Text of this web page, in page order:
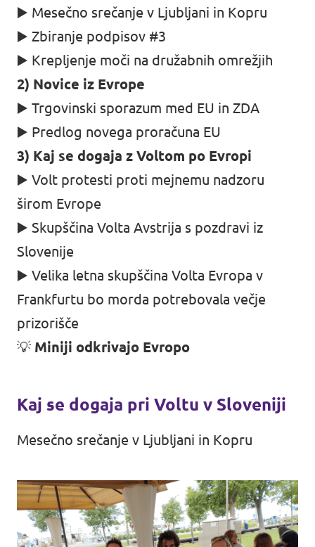
▶️ Mesečno srečanje v Ljubljani in Kopru
▶️ Zbiranje podpisov #3
▶️ Krepljenje moči na družabnih omrežjih
2) Novice iz Evrope
▶️ Trgovinski sporazum med EU in ZDA
▶️ Predlog novega proračuna EU
3) Kaj se dogaja z Voltom po Evropi
▶️ Volt protesti proti mejnemu nadzoru
širom Evrope
▶️ Skupščina Volta Avstrija s pozdravi iz
Slovenije
▶️ Velika letna skupščina Volta Evropa v
Frankfurtu bo morda potrebovala večje
prizorišče
💡 Miniji odkrivajo Evropo
Kaj se dogaja pri Voltu v Sloveniji
Mesečno srečanje v Ljubljani in Kopru